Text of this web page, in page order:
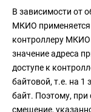
В зависимости от
МКИО применяется
контроллеру МКИО
значение адреса
доступе к
байтовой, т.е. на 1
байт. Поэтому,
смещение,